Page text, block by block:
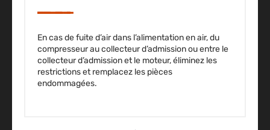
En cas de fuite d’air dans l’alimentation en air, du
compresseur au collecteur d’admission ou entre le
collecteur d’admission et le moteur, éliminez les
restrictions et remplacez les pièces
endommagées.